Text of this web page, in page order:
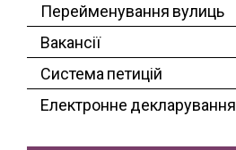
Перейменування вулиць
Вакансії
Система петицій
Електронне декларування